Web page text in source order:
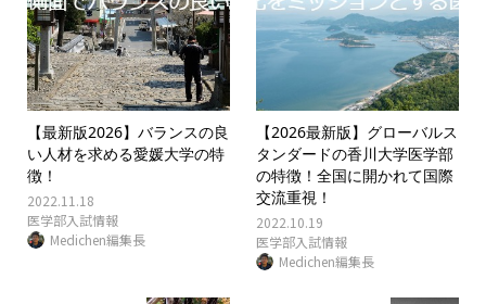
【最新版2026】バランスの良
い人材を求める愛媛大学の特
徴！
2022.11.18
医学部入試情報
Medichen編集長
【2026最新版】グローバルス
タンダードの香川大学医学部
の特徴！全国に開かれて国際
交流重視！
2022.10.19
医学部入試情報
Medichen編集長